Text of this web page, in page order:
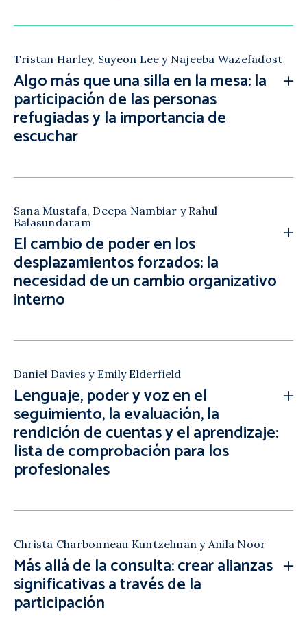
Tristan Harley, Suyeon Lee y Najeeba Wazefadost
Algo más que una silla en la mesa: la
participación de las personas
refugiadas y la importancia de
escuchar
Sana Mustafa, Deepa Nambiar y Rahul
Balasundaram
El cambio de poder en los
desplazamientos forzados: la
necesidad de un cambio organizativo
interno
Daniel Davies y Emily Elderfield
Lenguaje, poder y voz en el
seguimiento, la evaluación, la
rendición de cuentas y el aprendizaje:
lista de comprobación para los
profesionales
Christa Charbonneau Kuntzelman y Anila Noor
Más allá de la consulta: crear alianzas
significativas a través de la
participación